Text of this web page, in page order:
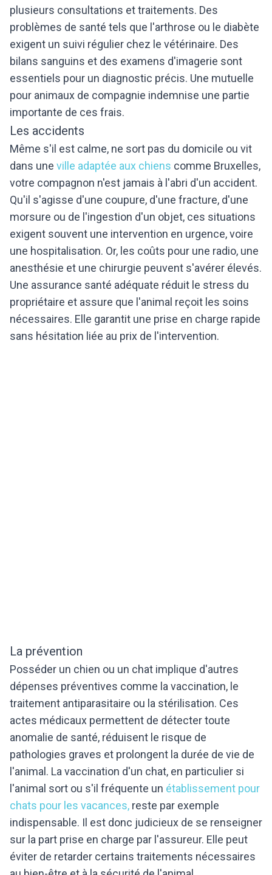
plusieurs consultations et traitements. Des
problèmes de santé tels que l'arthrose ou le diabète
exigent un suivi régulier chez le vétérinaire. Des
bilans sanguins et des examens d'imagerie sont
essentiels pour un diagnostic précis. Une mutuelle
pour animaux de compagnie indemnise une partie
importante de ces frais.
Les accidents
Même s'il est calme, ne sort pas du domicile ou vit
dans une ville adaptée aux chiens comme Bruxelles,
votre compagnon n'est jamais à l'abri d'un accident.
Qu'il s'agisse d'une coupure, d'une fracture, d'une
morsure ou de l'ingestion d'un objet, ces situations
exigent souvent une intervention en urgence, voire
une hospitalisation. Or, les coûts pour une radio, une
anesthésie et une chirurgie peuvent s'avérer élevés.
Une assurance santé adéquate réduit le stress du
propriétaire et assure que l'animal reçoit les soins
nécessaires. Elle garantit une prise en charge rapide
sans hésitation liée au prix de l'intervention.
La prévention
Posséder un chien ou un chat implique d'autres
dépenses préventives comme la vaccination, le
traitement antiparasitaire ou la stérilisation. Ces
actes médicaux permettent de détecter toute
anomalie de santé, réduisent le risque de
pathologies graves et prolongent la durée de vie de
l'animal. La vaccination d'un chat, en particulier si
l'animal sort ou s'il fréquente un établissement pour
chats pour les vacances, reste par exemple
indispensable. Il est donc judicieux de se renseigner
sur la part prise en charge par l'assureur. Elle peut
éviter de retarder certains traitements nécessaires